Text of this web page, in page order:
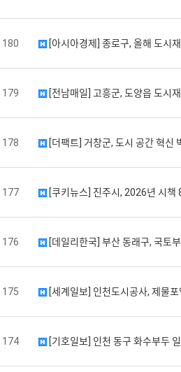
180 [아시아경제] 종로구, 올해 도시재
179 [전남매일] 고흥군, 도양읍 도시
178 [더팩트] 거창군, 도시 공간 혁신
177 [쿠키뉴스] 진주시, 2026년 시책
176 [데일리한국] 부산 동래구, 국토
175 [세계일보] 인천도시공사, 제물포
174 [기호일보] 인천 동구 화수부두